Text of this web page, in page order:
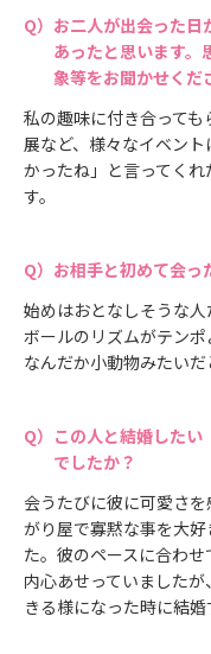
お二人が出会った日
あったと思います。
象等をお聞かせくだ
私の趣味に付き合って
展など、様々なイベン
かったね」と言ってく
す。
お相手と初めて会っ
始めはおとなしそうな
ボールのリズムがテンポ
なんだか小動物みたいだ
この人と結婚した
でしたか？
会うたびに彼に可愛さ
がり屋で寡黙な事を大
た。彼のペースに合わせ
内心あせっていました
きる様になった時に結婚